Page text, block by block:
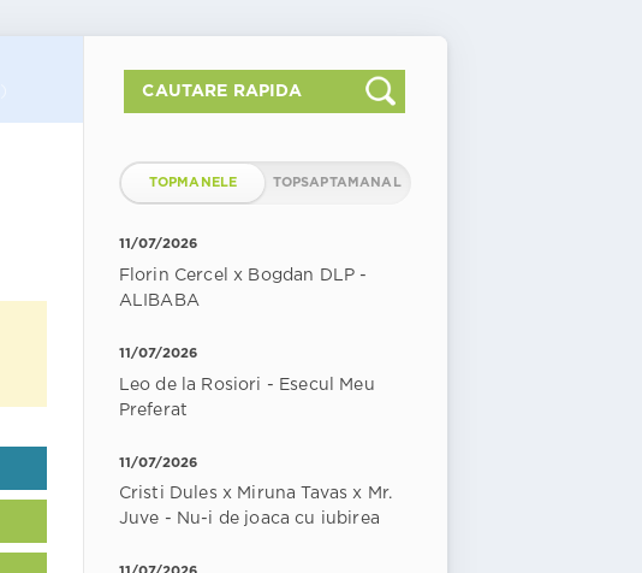
TOPMANELE TOPSAPTAMANAL
11/07/2026
Florin Cercel x Bogdan DLP -
ALIBABA
11/07/2026
Leo de la Rosiori - Esecul Meu
Preferat
11/07/2026
Cristi Dules x Miruna Tavas x Mr.
Juve - Nu-i de joaca cu iubirea